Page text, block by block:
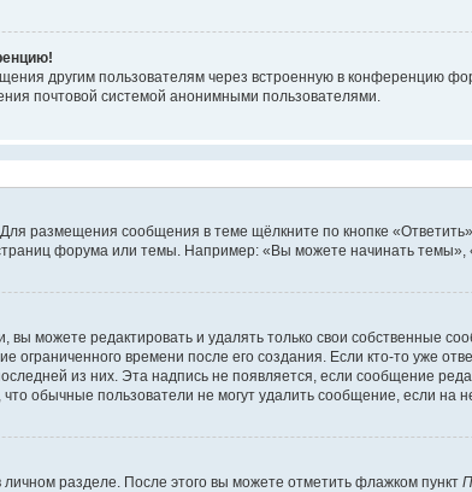
другим пользователям через встроенную в конференцию
почтовой системой анонимными пользователями.
размещения сообщения в теме щёлкните по кнопке
форума или темы. Например: «Вы можете начинать
можете редактировать и удалять только свои собственные
ограниченного времени после его создания. Если кто-то уже
из них. Эта надпись не появляется, если сообщение
обычные пользователи не могут удалить сообщение, если на
разделе. После этого вы можете отметить флажком пункт